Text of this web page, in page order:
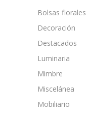
Bolsas florales
Decoración
Destacados
Luminaria
Mimbre
Miscelánea
Mobiliario